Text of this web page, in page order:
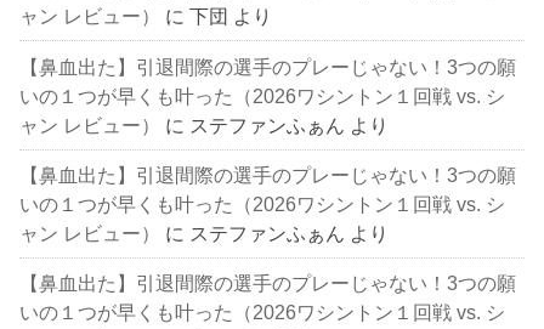
ャン レビュー）
に下団 より
【鼻血出た】引退間際の選手のプレーじゃない！3つの願
いの１つが早くも叶った（2026ワシントン１回戦 vs. シ
ャン レビュー）
に ステファンふぁん より
【鼻血出た】引退間際の選手のプレーじゃない！3つの願
いの１つが早くも叶った（2026ワシントン１回戦 vs. シ
ャン レビュー）
に ステファンふぁん より
【鼻血出た】引退間際の選手のプレーじゃない！3つの願
いの１つが早くも叶った（2026ワシントン１回戦 vs. シ